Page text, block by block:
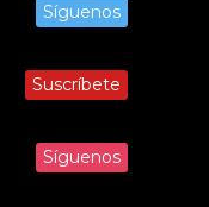
Síguenos
Suscríbete
Síguenos